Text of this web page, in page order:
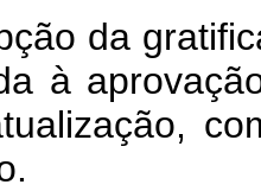
da
à